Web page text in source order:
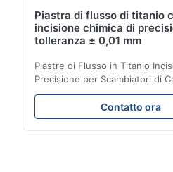
M*e
Nov 26.2025
I think the blades they made are
is excellent and the product has
very good.
Piastra di flusso di titanio
incisione chimica di
tolleranza ± 0,01 mm
Piastre di Flusso in Titanio
Precisione per Scambiatori di
Elevata Resistenza alla
Panoramica delle Piastre di
Technology è specializzata
Contatto ora